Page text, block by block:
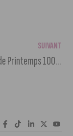
SUIVANT
Le Marché de Printemps 100% Côte-d’Or aux Jardins du Département